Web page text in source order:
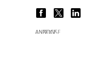
ANZEIGE